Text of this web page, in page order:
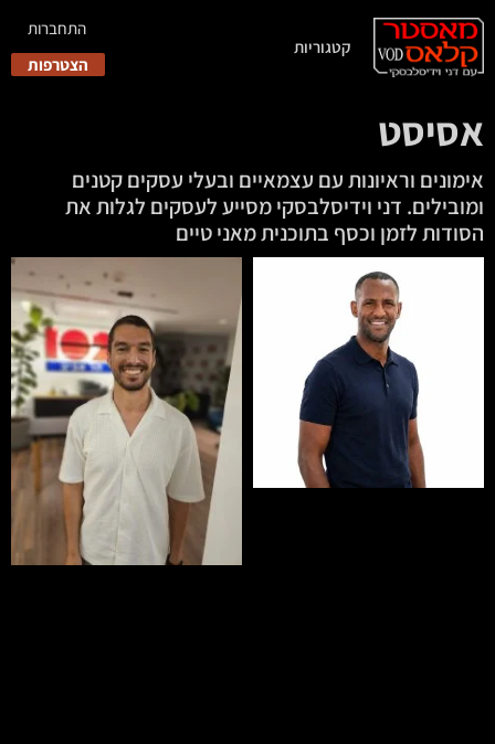
קטגוריות
התחברות
הצטרפות
אסיסט
אימונים וראיונות עם עצמאיים ובעלי עסקים קטנים
ומובילים. דני וידיסלבסקי מסייע לעסקים לגלות את
הסודות לזמן וכסף בתוכנית מאני טיים